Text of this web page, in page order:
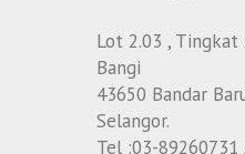
Lot 2.03 , Tingkat
Bangi
43650 Bandar
Selangor.
Tel :03-